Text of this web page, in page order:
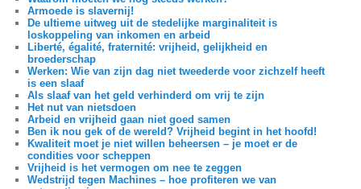
Armoede is slavernij!
De ultieme uitweg uit de stedelijke marginaliteit is
loskoppeling van inkomen en arbeid
Liberté, égalité, fraternité: vrijheid, gelijkheid en
broederschap
Werken: Wie van zijn dag niet tweederde voor zichzelf heeft
is een slaaf
Als slaaf van het geld verhinderd om vrij te zijn
Het nut van nietsdoen
Arbeid en vrijheid gaan niet goed samen
Ben ik nou gek of de wereld? Vrijheid begint in het hoofd!
Kwaliteit moet je niet willen beheersen – je moet er de
condities voor scheppen
Vrijheid is het vermogen om nee te zeggen
Wedstrijd tegen Machines – hoe profiteren we van